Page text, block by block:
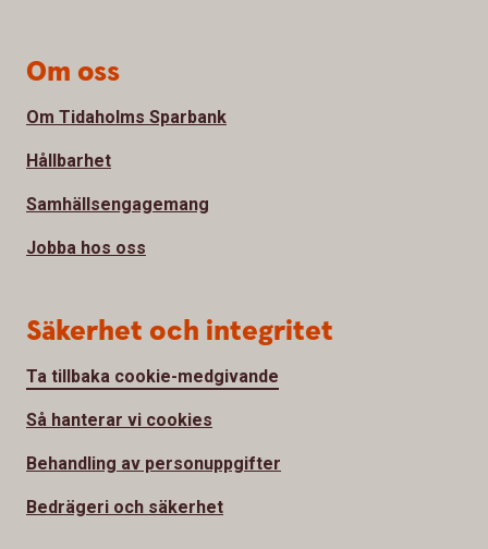
Om oss
Om Tidaholms Sparbank
Hållbarhet
Samhällsengagemang
Jobba hos oss
Säkerhet och integritet
Ta tillbaka cookie-medgivande
Så hanterar vi cookies
Behandling av personuppgifter
Bedrägeri och säkerhet